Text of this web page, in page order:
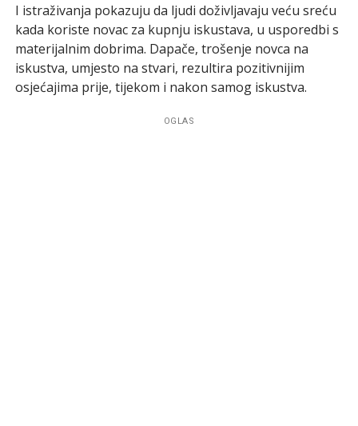
I istraživanja pokazuju da ljudi doživljavaju veću sreću
kada koriste novac za kupnju iskustava, u usporedbi s
materijalnim dobrima. Dapače, trošenje novca na
iskustva, umjesto na stvari, rezultira pozitivnijim
osjećajima prije, tijekom i nakon samog iskustva.
OGLAS